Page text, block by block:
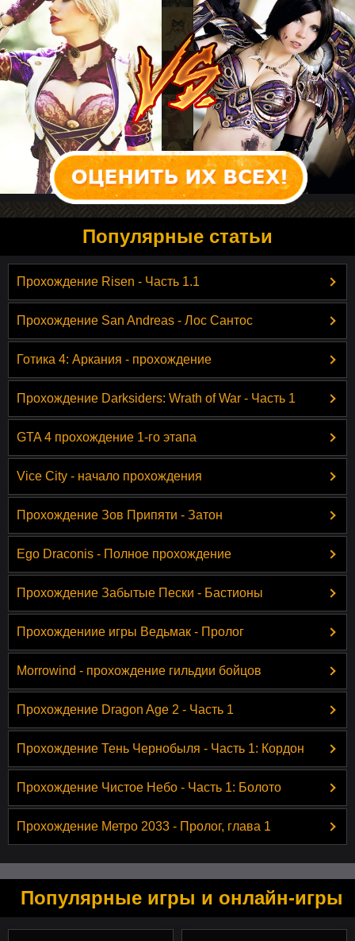
Популярные статьи
Прохождение Risen - Часть 1.1
Прохождение San Andreas - Лос Сантос
Готика 4: Аркания - прохождение
Прохождение Darksiders: Wrath of War - Часть 1
GTA 4 прохождение 1-го этапа
Vice City - начало прохождения
Прохождение Зов Припяти - Затон
Ego Draconis - Полное прохождение
Прохождение Забытые Пески - Бастионы
Прохождениие игры Ведьмак - Пролог
Morrowind - прохождение гильдии бойцов
Прохождение Dragon Age 2 - Часть 1
Прохождение Тень Чернобыля - Часть 1: Кордон
Прохождение Чистое Небо - Часть 1: Болото
Прохождение Метро 2033 - Пролог, глава 1
Популярные игры и онлайн-игры